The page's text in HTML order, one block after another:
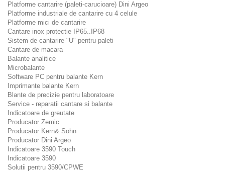
Platforme cantarire (paleti-carucioare) Dini Argeo
Platforme industriale de cantarire cu 4 celule
Platforme mici de cantarire
Cantare inox protectie IP65..IP68
Sistem de cantarire "U" pentru paleti
Cantare de macara
Balante analitice
Microbalante
Software PC pentru balante Kern
Imprimante balante Kern
Blante de precizie pentru laboratoare
Service - reparatii cantare si balante
Indicatoare de greutate
Producator Zemic
Producator Kern& Sohn
Producator Dini Argeo
Indicatoare 3590 Touch
Indicatoare 3590
Solutii pentru 3590/CPWE